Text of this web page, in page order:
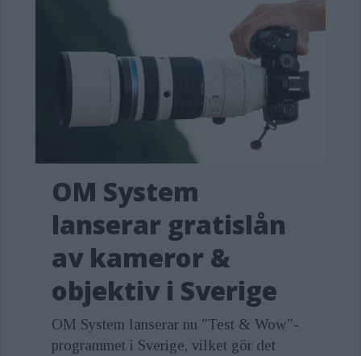
OM System
lanserar gratislån
av kameror &
objektiv i Sverige
OM System lanserar nu "Test & Wow"-
programmet i Sverige, vilket gör det